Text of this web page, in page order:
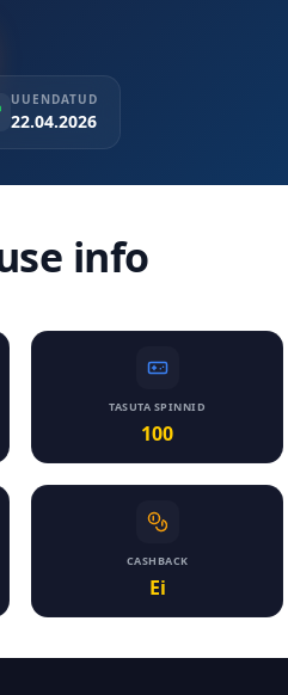
UUENDATUD
22.04.2026
info
TASUTA SPINNID
100
CASHBACK
Ei